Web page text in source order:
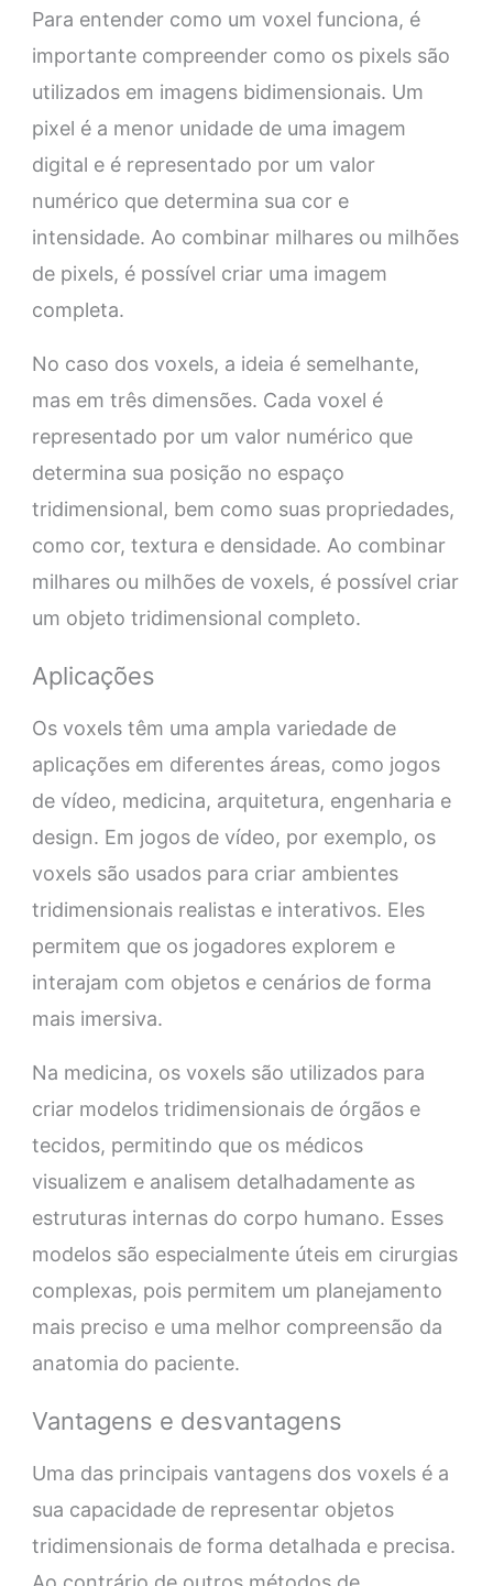
Para entender como um voxel funciona, é
importante compreender como os pixels são
utilizados em imagens bidimensionais. Um
pixel é a menor unidade de uma imagem
digital e é representado por um valor
numérico que determina sua cor e
intensidade. Ao combinar milhares ou milhões
de pixels, é possível criar uma imagem
completa.
No caso dos voxels, a ideia é semelhante,
mas em três dimensões. Cada voxel é
representado por um valor numérico que
determina sua posição no espaço
tridimensional, bem como suas propriedades,
como cor, textura e densidade. Ao combinar
milhares ou milhões de voxels, é possível criar
um objeto tridimensional completo.
Aplicações
Os voxels têm uma ampla variedade de
aplicações em diferentes áreas, como jogos
de vídeo, medicina, arquitetura, engenharia e
design. Em jogos de vídeo, por exemplo, os
voxels são usados para criar ambientes
tridimensionais realistas e interativos. Eles
permitem que os jogadores explorem e
interajam com objetos e cenários de forma
mais imersiva.
Na medicina, os voxels são utilizados para
criar modelos tridimensionais de órgãos e
tecidos, permitindo que os médicos
visualizem e analisem detalhadamente as
estruturas internas do corpo humano. Esses
modelos são especialmente úteis em cirurgias
complexas, pois permitem um planejamento
mais preciso e uma melhor compreensão da
anatomia do paciente.
Vantagens e desvantagens
Uma das principais vantagens dos voxels é a
sua capacidade de representar objetos
tridimensionais de forma detalhada e precisa.